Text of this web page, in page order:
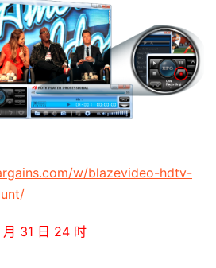
w/blazevideo-hdtv-
31 日 24 时